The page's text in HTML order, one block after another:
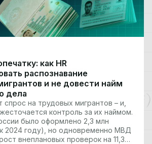
как HR
распознавание
и не довести найм
дела
спрос на трудовых мигрантов – и,
контроль за их наймом.
было оформлено 2,3 млн
2024 году), но одновременно МВД
внеплановых проверок на 11,3%,